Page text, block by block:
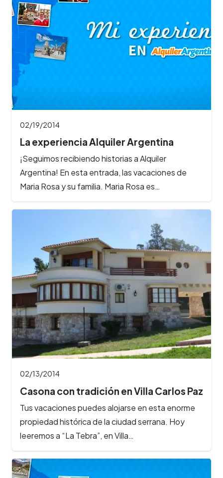
02/19/2014
La experiencia Alquiler Argentina
¡Seguimos recibiendo historias a Alquiler
Argentina! En esta entrada, las vacaciones de
Maria Rosa y su familia. Maria Rosa es…
02/13/2014
Casona con tradición en Villa Carlos Paz
Tus vacaciones puedes alojarse en esta enorme
propiedad histórica de la ciudad serrana. Hoy
leeremos a “La Tebra”, en Villa…